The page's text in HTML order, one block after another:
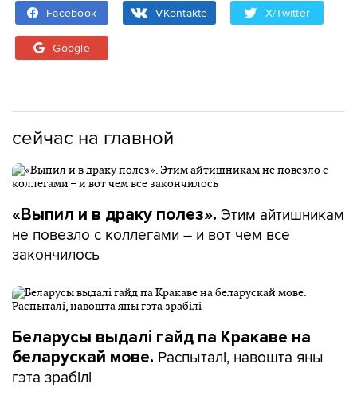
Facebook VKontakte X/Twitter
Google
сейчас на главной
«Выпил и в драку полез». Этим айтишникам
не повезло с коллегами – и вот чем все
закончилось
Беларусы выдалі гайд па Кракаве на
беларускай мове. Распыталі, навошта яны
гэта зрабілі